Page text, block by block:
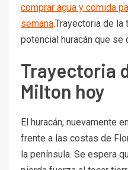
comprar agua y comida
semana.Trayectoria de
potencial huracán que se
Trayectoria
Milton hoy
El huracán, nuevamente
frente a las costas de
la península. Se espera